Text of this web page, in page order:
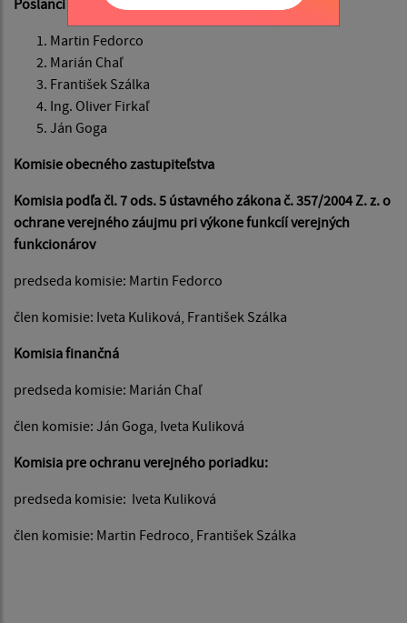
Martin Fedorco
Marián Chaľ
František Szálka
Ing. Oliver Firkaľ
Ján Goga
Komisie obecného zastupiteľstva
Komisia podľa čl. 7 ods. 5 ústavného zákona č. 357/2004 Z. z. o
ochrane verejného záujmu pri výkone funkcíí verejných
funkcionárov
predseda komisie: Martin Fedorco
člen komisie: Iveta Kuliková, František Szálka
Komisia finančná
predseda komisie: Marián Chaľ
člen komisie: Ján Goga, Iveta Kuliková
Komisia pre ochranu verejného poriadku:
predseda komisie: Iveta Kuliková
člen komisie: Martin Fedroco, František Szálka